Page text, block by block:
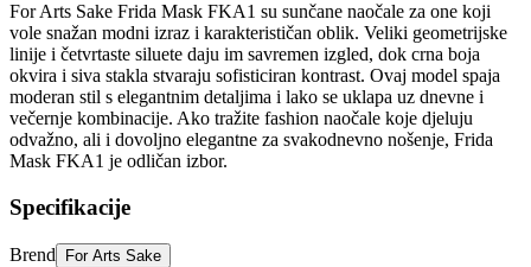
For Arts Sake Frida Mask FKA1 su sunčane naočale za one koji
vole snažan modni izraz i karakterističan oblik. Veliki geometrijske
linije i četvrtaste siluete daju im savremen izgled, dok crna boja
okvira i siva stakla stvaraju sofisticiran kontrast. Ovaj model spaja
moderan stil s elegantnim detaljima i lako se uklapa uz dnevne i
večernje kombinacije. Ako tražite fashion naočale koje djeluju
odvažno, ali i dovoljno elegantne za svakodnevno nošenje, Frida
Mask FKA1 je odličan izbor.
Specifikacije
Brend For Arts Sake